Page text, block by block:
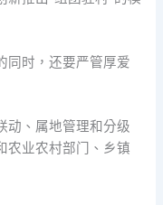
同时，还要严管厚爱
动、属地管理和分级
农业农村部门、乡镇